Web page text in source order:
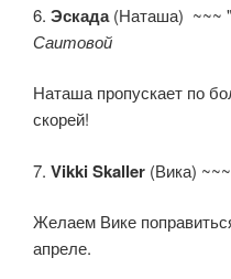
6. Эскада(Наташа) ~~~ "
Саитовой
Наташа пропускает по
скорей!
7. Vikki Skaller (Вика) ~~~
Желаем Вике
апреле.